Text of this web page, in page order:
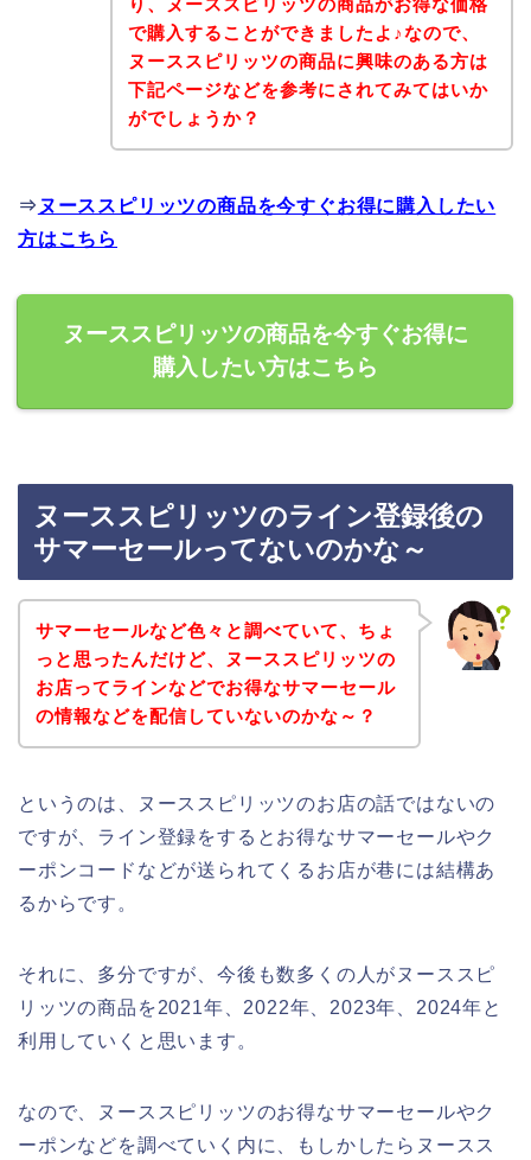
り、ヌーススピリッツの商品がお得な価格
で購入することができましたよ♪なので、
ヌーススピリッツの商品に興味のある方は
下記ページなどを参考にされてみてはいか
がでしょうか？
⇒ ヌーススピリッツの商品を今すぐお得に購入したい
方はこちら
ヌーススピリッツの商品を今すぐお得に
購入したい方はこちら
ヌーススピリッツのライン登録後の
サマーセールってないのかな～
サマーセールなど色々と調べていて、ちょ
っと思ったんだけど、ヌーススピリッツの
お店ってラインなどでお得なサマーセール
の情報などを配信していないのかな～？
というのは、ヌーススピリッツのお店の話ではないの
ですが、ライン登録をするとお得なサマーセールやク
ーポンコードなどが送られてくるお店が巷には結構あ
るからです。
それに、多分ですが、今後も数多くの人がヌーススピ
リッツの商品を2021年、2022年、2023年、2024年と
利用していくと思います。
なので、ヌーススピリッツのお得なサマーセールやク
ーポンなどを調べていく内に、もしかしたらヌースス